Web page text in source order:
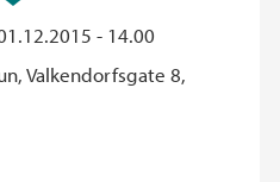
- 14.00
Valkendorfsgate 8,